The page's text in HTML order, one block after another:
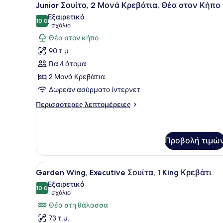
Δωμάτιο,
Μονά
Κρεβάτια
όλων
των
φωτογραφιών
για
Junior
Σουίτα,
2
Μονά
Κρεβάτια,
14
Junior Σουίτα, 2 Μονά Κρεβάτια, Θέα στον Κήπο
10,010,0 στα 10
Εξαιρετικό
1 σχόλιο
(1
σχόλιο)
Θέα στον κήπο
90 τ.μ.
Για 4 άτομα
2 Μονά Κρεβάτια
Δωρεάν ασύρματο ίντερνετ
Περισσότερες λεπτομέρειες
Περισσότερες
2
Μονά
Κρεβάτια,
Θέα
στον
Κήπο
Προβολή
Προβολή
όλων
των
φωτογραφιών
για
Ένα δωμάτιο ξενοδοχείου
7
Garden Wing, Executive Σουίτα, 1 King Κρεβάτι
10,010,0 στα 10
Εξαιρετικό
1 σχόλιο
(1
σχόλιο)
Θέα στη θάλασσα
73 τ.μ.